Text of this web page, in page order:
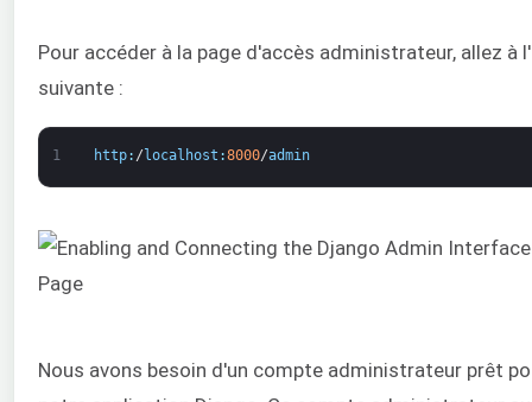
Pour accéder à la page d'accès administrateur, allez à
suivante :
1 http: / localhost :8000/admin
Nous avons besoin d'un compte administrateur prêt